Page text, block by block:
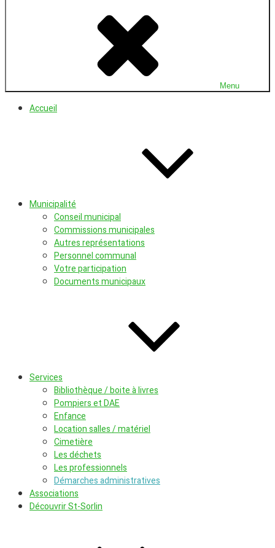
Menu
Accueil
Municipalité
Conseil municipal
Commissions municipales
Autres représentations
Personnel communal
Votre participation
Documents municipaux
Services
Bibliothèque / boite à livres
Pompiers et DAE
Enfance
Location salles / matériel
Cimetière
Les déchets
Les professionnels
Démarches administratives
Associations
Découvrir St-Sorlin